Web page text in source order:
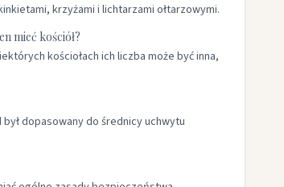
krzyżami i lichtarzami ołtarzowymi.
mieć kościół?
kościołach ich liczba może być inna,
dopasowany do średnicy uchwytu